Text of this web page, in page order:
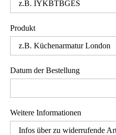
Produkt
Datum der Bestellung
Weitere Informationen